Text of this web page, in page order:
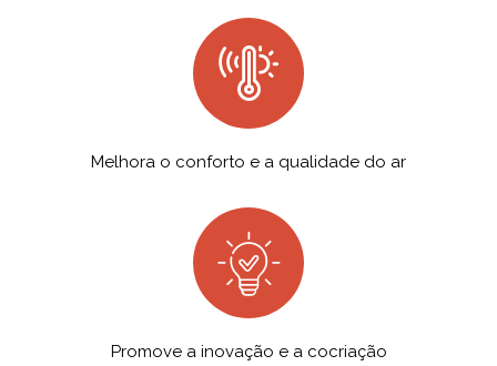
Melhora o conforto e a qualidade do ar
Promove a inovação e a cocriação